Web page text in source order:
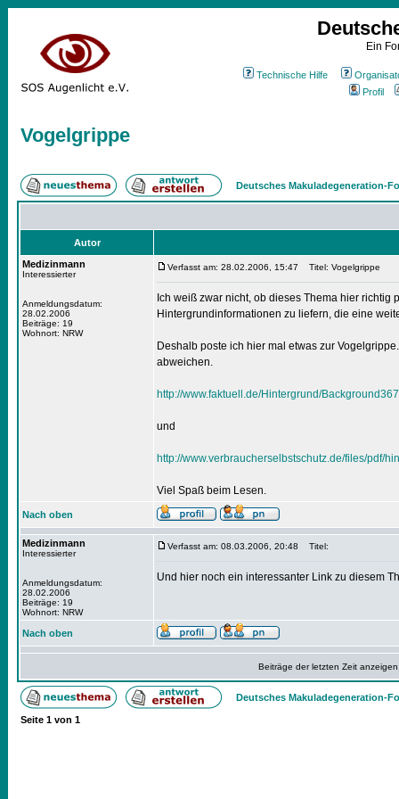
Ein
Technische Hilfe
Profil
Vogelgrippe
Deutsches Makuladegeneration-
Autor
Medizinmann
Interessierter
Anmeldungsdatum:
28.02.2006
Beiträge: 19
Wohnort: NRW
Verfasst am: 28.02.2006, 15:47 Titel: Vogelgrippe
Ich weiß zwar nicht, ob dieses Thema hier
Hintergrundinformationen zu liefern, die eine
Deshalb poste ich hier mal etwas zur
abweichen.
http://www.faktuell.de/Hintergrund/
und
http://www.verbraucherselbstschutz.de/files/pdf/
Viel Spaß beim Lesen.
Nach oben
Medizinmann
Interessierter
Anmeldungsdatum:
28.02.2006
Beiträge: 19
Wohnort: NRW
Verfasst am: 08.03.2006, 20:48 Titel:
Und hier noch ein interessanter Link zu diesem
Nach oben
Beiträge der letzten Zeit
Deutsches Makuladegeneration-
Seite 1 von 1